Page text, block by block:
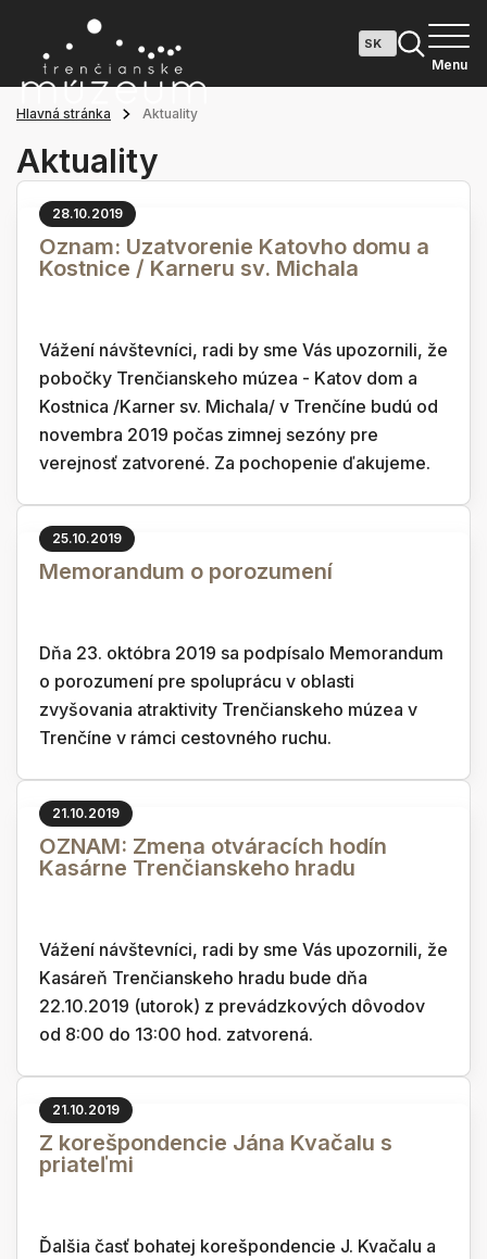
Menu
Hlavná stránka Aktuality
Aktuality
28.10.2019
Oznam: Uzatvorenie Katovho domu a
Kostnice / Karneru sv. Michala
Vážení návštevníci, radi by sme Vás upozornili, že
pobočky Trenčianskeho múzea - Katov dom a
Kostnica /Karner sv. Michala/ v Trenčíne budú od
novembra 2019 počas zimnej sezóny pre
verejnosť zatvorené. Za pochopenie ďakujeme.
25.10.2019
Memorandum o porozumení
Dňa 23. októbra 2019 sa podpísalo Memorandum
o porozumení pre spoluprácu v oblasti
zvyšovania atraktivity Trenčianskeho múzea v
Trenčíne v rámci cestovného ruchu.
21.10.2019
OZNAM: Zmena otváracích hodín
Kasárne Trenčianskeho hradu
Vážení návštevníci, radi by sme Vás upozornili, že
Kasáreň Trenčianskeho hradu bude dňa
22.10.2019 (utorok) z prevádzkových dôvodov
od 8:00 do 13:00 hod. zatvorená.
21.10.2019
Z korešpondencie Jána Kvačalu s
priateľmi
Ďalšia časť bohatej korešpondencie J. Kvačalu a